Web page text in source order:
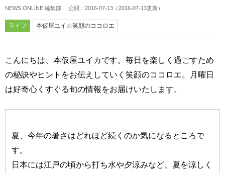
NEWS ONLINE 編集部 公開： 2016-07-13 （2016-07-13更新）
ライフ 本仮屋ユイカ笑顔のココロエ
こんにちは、本仮屋ユイカです。毎日を楽しく過ごすため
の秘訣やヒントをお伝えしていく笑顔のココロエ。月曜日
は好奇心くすぐる旬の情報をお届けいたします。
夏、今年の暑さはどれほど続くのか気になるところで
す。
日本には江戸の頃から打ち水や夕涼みなど、夏を涼しく